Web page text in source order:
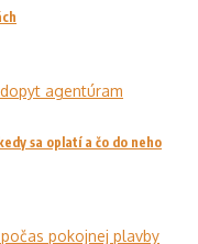
sa oplatí a čo do neho